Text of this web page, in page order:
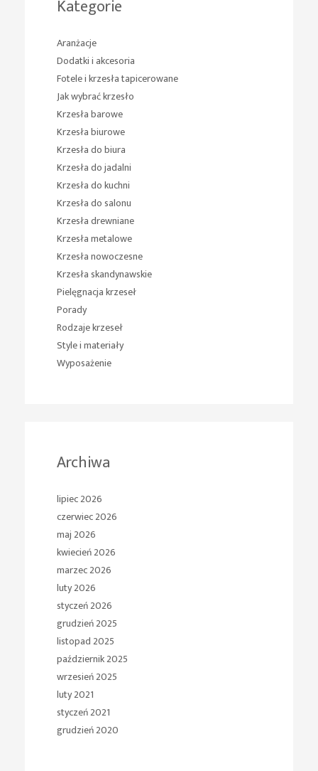
Kategorie
Aranżacje
Dodatki i akcesoria
Fotele i krzesła tapicerowane
Jak wybrać krzesło
Krzesła barowe
Krzesła biurowe
Krzesła do biura
Krzesła do jadalni
Krzesła do kuchni
Krzesła do salonu
Krzesła drewniane
Krzesła metalowe
Krzesła nowoczesne
Krzesła skandynawskie
Pielęgnacja krzeseł
Porady
Rodzaje krzeseł
Style i materiały
Wyposażenie
Archiwa
lipiec 2026
czerwiec 2026
maj 2026
kwiecień 2026
marzec 2026
luty 2026
styczeń 2026
grudzień 2025
listopad 2025
październik 2025
wrzesień 2025
luty 2021
styczeń 2021
grudzień 2020